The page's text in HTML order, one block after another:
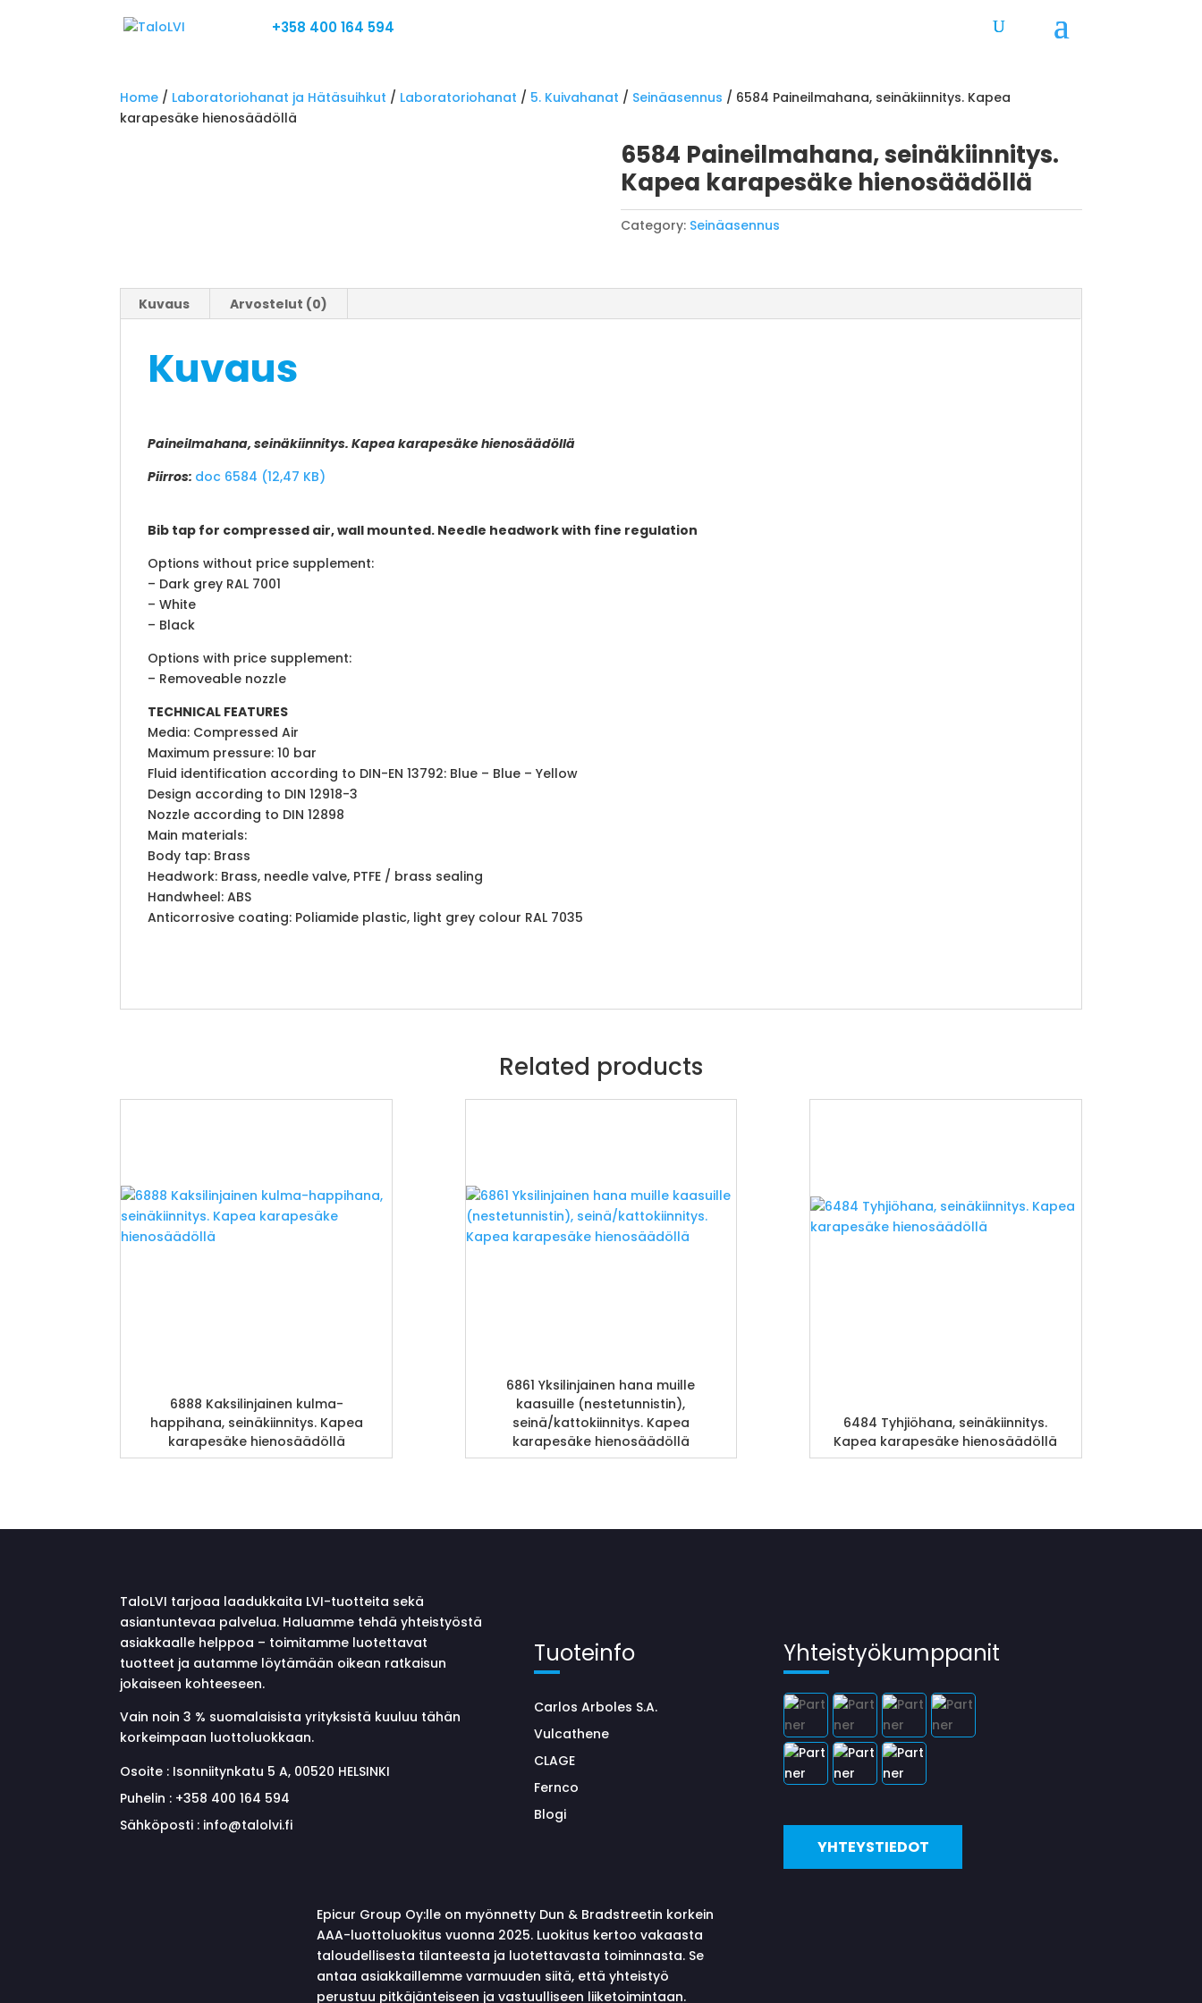
+358 400 164 594
Home / Laboratoriohanat ja Hätäsuihkut / Laboratoriohanat / 5. Kuivahanat / Seinäasennus / 6584 Paineilmahana, seinäkiinnitys. Kapea
karapesäke hienosäädöllä
6584 Paineilmahana, seinäkiinnitys.
Kapea karapesäke hienosäädöllä
Category: Seinäasennus
Kuvaus Arvostelut (0)
Kuvaus
Paineilmahana, seinäkiinnitys. Kapea karapesäke hienosäädöllä
Piirros: doc 6584 (12,47 KB)
Bib tap for compressed air, wall mounted. Needle headwork with fine regulation
Options without price supplement:
– Dark grey RAL 7001
– White
– Black
Options with price supplement:
– Removeable nozzle
TECHNICAL FEATURES
Media: Compressed Air
Maximum pressure: 10 bar
Fluid identification according to DIN-EN 13792: Blue – Blue – Yellow
Design according to DIN 12918-3
Nozzle according to DIN 12898
Main materials:
Body tap: Brass
Headwork: Brass, needle valve, PTFE / brass sealing
Handwheel: ABS
Anticorrosive coating: Poliamide plastic, light grey colour RAL 7035
Related products
6888 Kaksilinjainen kulma-
happihana, seinäkiinnitys. Kapea
karapesäke hienosäädöllä
6861 Yksilinjainen hana muille
kaasuille (nestetunnistin),
seinä/kattokiinnitys. Kapea
karapesäke hienosäädöllä
6484 Tyhjiöhana, seinäkiinnitys.
Kapea karapesäke hienosäädöllä
TaloLVI tarjoaa laadukkaita LVI-tuotteita sekä
asiantuntevaa palvelua. Haluamme tehdä yhteistyöstä
asiakkaalle helppoa – toimitamme luotettavat
tuotteet ja autamme löytämään oikean ratkaisun
jokaiseen kohteeseen.
Vain noin 3 % suomalaisista yrityksistä kuuluu tähän
korkeimpaan luottoluokkaan.
Osoite : Isonniitynkatu 5 A, 00520 HELSINKI
Puhelin : +358 400 164 594
Sähköposti : info@talolvi.fi
Tuoteinfo
Carlos Arboles S.A.
Vulcathene
CLAGE
Fernco
Blogi
Yhteistyökumppanit
YHTEYSTIEDOT
Epicur Group Oy:lle on myönnetty Dun & Bradstreetin korkein
AAA-luottoluokitus vuonna 2025. Luokitus kertoo vakaasta
taloudellisesta tilanteesta ja luotettavasta toiminnasta. Se
antaa asiakkaillemme varmuuden siitä, että yhteistyö
perustuu pitkäjänteiseen ja vastuulliseen liiketoimintaan.